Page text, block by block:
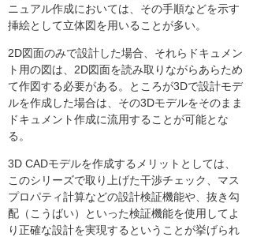
ニュアル作成においては、その手順などを示す
挿絵として立体図を用いることが多い。
2D図面のみで設計した場合、それらドキュメン
ト用の図は、2D図面を読み取りながらあらため
て作図する必要がある。ところが3Dで設計モデ
ルを作成した場合は、その3Dモデルをそのまま
ドキュメント作成に流用することが可能とな
る。
3D CADモデルを作成するメリットとしては、
このシリーズで取り上げた干渉チェック、マス
プロパティ計算などの設計検証機能や、抜き勾
配（こうばい）といった検証機能を使用してよ
り正確な設計を実現するということが挙げられ